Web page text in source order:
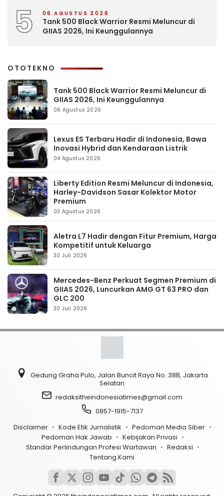
5 06 AGUSTUS 2026
Tank 500 Black Warrior Resmi Meluncur di
GIIAS 2026, Ini Keunggulannya
OTOTEKNO
Tank 500 Black Warrior Resmi Meluncur di
GIIAS 2026, Ini Keunggulannya
06 Agustus 2026
Lexus ES Terbaru Hadir di Indonesia, Bawa
Inovasi Hybrid dan Kendaraan Listrik
04 Agustus 2026
Liberty Edition Resmi Meluncur di Indonesia,
Harley-Davidson Sasar Kolektor Motor
Premium
03 Agustus 2026
Aletra L7 Hadir dengan Fitur Premium, Harga
Kompetitif untuk Keluarga
30 Juli 2026
Mercedes-Benz Perkuat Segmen Premium di
GIIAS 2026, Luncurkan AMG GT 63 PRO dan
GLC 200
30 Juli 2026
Gedung Graha Pulo, Jalan Buncit Raya No. 38B, Jakarta
Selatan
redaksitheindonesiatimes@gmail.com
0857-1915-7137
Disclaimer
Kode Etik Jurnalistik
Pedoman Media Siber
Pedoman Hak Jawab
Kebijakan Privasi
Standar Perlindungan Profesi Wartawan
Redaksi
Tentang Kami